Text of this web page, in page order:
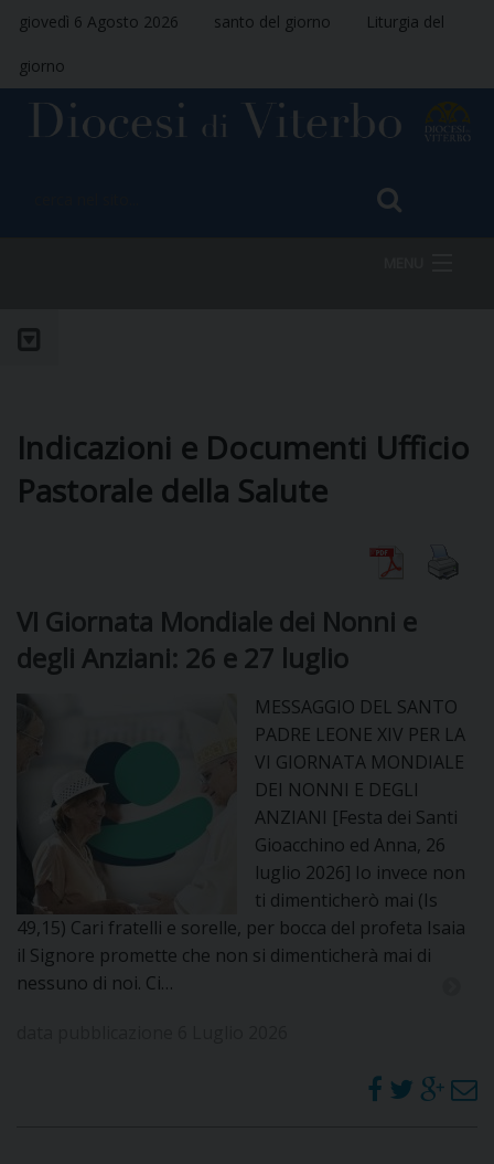
giovedì 6 Agosto 2026 santo del giorno Liturgia del
giorno
VESCOVO
CURIA
PARROCCHIE
CONTATTI
Indicazioni e Documenti Ufficio
Pastorale della Salute
VI Giornata Mondiale dei Nonni e
degli Anziani: 26 e 27 luglio
MESSAGGIO DEL SANTO
PADRE LEONE XIV PER LA
VI GIORNATA MONDIALE
DEI NONNI E DEGLI
ANZIANI [Festa dei Santi
Gioacchino ed Anna, 26
luglio 2026] Io invece non
ti dimenticherò mai (Is
49,15) Cari fratelli e sorelle, per bocca del profeta Isaia
il Signore promette che non si dimenticherà mai di
nessuno di noi. Ci…